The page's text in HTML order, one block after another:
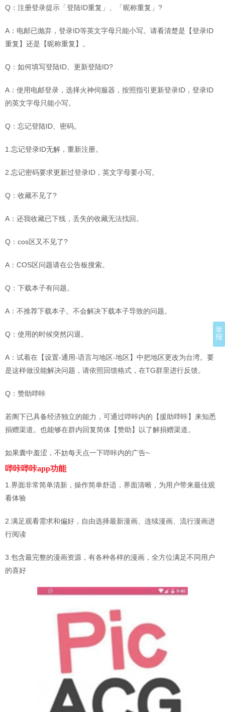
Q：注册登录提示「登陆ID重复」、「昵称重复」?
A：电邮已抛弃，登录ID等英文字母只能小写。请看清楚是【登录ID
重复】还是【昵称重复】。
Q：如何填写登陆ID、更新登陆ID?
A：使用电邮登录，选择火神伺服器，按照指引更新登录ID，登录ID
的英文字母只能小写。
Q：忘记登陆ID、密码。
1.忘记登录ID无解，重新注册。
2.忘记密码要求更新过登录ID，英文字母要小写。
Q：收藏不见了?
A：还我收藏已下线，丢失的收藏无法找回。
Q：cos区又不见了?
A：COS区问题请在公告板搜索。
Q：下载本子有问题。
A：不推荐下载本子。不会解决下载本子导致的问题。
Q：使用的时候突然闪退。
A：试着在【设置-通用-语言与地区-地区】中把地区更改为台湾。要
是这样做没能解决问题，请依照回馈格式，在TG群里进行反馈。
Q：赞助哔咔
若阁下已具备经济独立的能力，可通过哔咔内的【援助哔咔】来知悉
捐赠渠道。也能够在群内回复简体【赞助】以了解捐赠渠道。
如果囊中羞涩，不妨每天点一下哔咔内的广告~
哔咔哔咔app功能
1.界面非常简单清新，操作简单舒适，界面清晰，为用户带来最佳观
看体验
2.满足观看需求和偏好，自由选择最新漫画、连续漫画、流行漫画进
行阅读
3.包含最完整的漫画资源，有各种各样的漫画，全方位满足不同用户
的喜好
举
报